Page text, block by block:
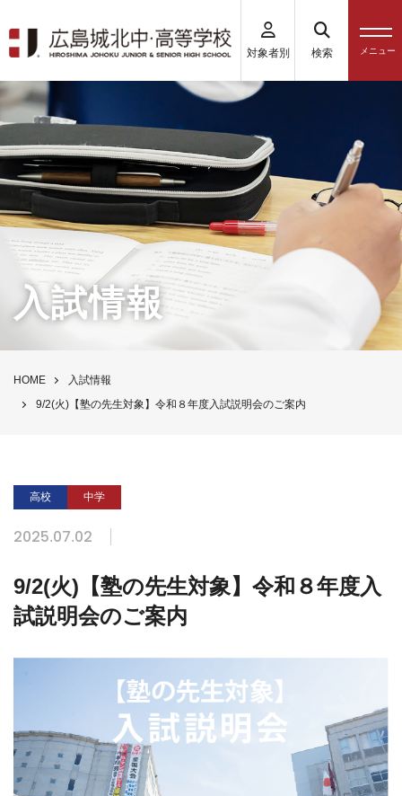
対象者別 検索
入試情報
HOME
入試情報
9/2(火)【塾の先生対象】令和８年度入試説明会のご案内
高校 中学
2025.07.02
9/2(火)【塾の先生対象】令和８年度入
試説明会のご案内